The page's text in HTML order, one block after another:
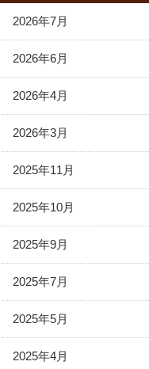
2026年7月
2026年6月
2026年4月
2026年3月
2025年11月
2025年10月
2025年9月
2025年7月
2025年5月
2025年4月